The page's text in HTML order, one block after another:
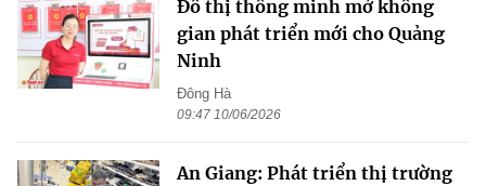
Đô thị thông minh mở không
gian phát triển mới cho Quảng
Ninh
Đông Hà
09:47 10/06/2026
An Giang: Phát triển thị trường